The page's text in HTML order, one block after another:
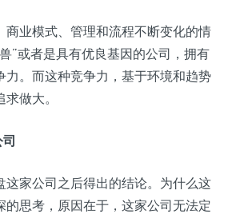
商业模式、管理和流程不断变化的情
”或者是具有优良基因的公司，拥有
力。而这种竞争力，基于环境和趋势
做大。
这家公司之后得出的结论。为什么这
的思考，原因在于，这家公司无法定